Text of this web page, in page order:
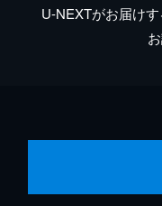
U-NEXTがお届け